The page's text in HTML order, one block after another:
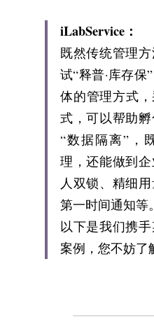
iLabService：
既然传统管理
试“释普·库存保
体的管理方式
式，可以帮助
“数据隔离”，
理，还能做到
人双锁、精细
第一时间通知等。
以下是我们携
案例，您不妨了